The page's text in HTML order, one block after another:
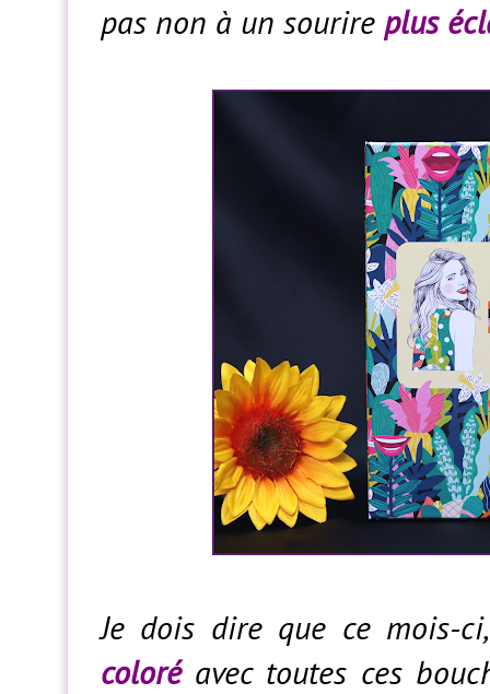
pas non à un sourire plus
Je dois dire que ce mois-
coloréavec toutes ces